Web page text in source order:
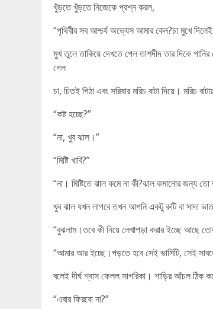
খুঁড়তে খুঁড়তে নিজেকে প্রশ্ন করল,
“পৃথিবীর সব আশ্চর্য অভ্যেস আমার কেন?চা মুখে দিলেই
মুখ তুলে তাকিয়ে দেখতে পেল তাশদীদ তার দিকে
গেল
চা, চিতই পিঠা এবং সরিষার মরিচ বাটা দিয়ে। মরিচ
“কষ্ট হচ্ছে?”
“না, খুব ঝাল।”
“মিষ্টি খাবি?”
“না। মিষ্টিতে ঝাল কমে না কী?ঝাল কমানোর জন্য
খুব ঝাল যখন লাগবে তখন আপনি একটু রুটি বা সাদা
“বুঝলাম।তবে কী নিয়ে লেখাপড়া করার ইচ্ছে আছে
“আমার আর ইচ্ছে।পড়তে হবে সেই ভার্সিটি, সেই
বলেই দীর্ঘ শ্বাস ফেলল সাগরিকা। শাড়ির আঁচল
“এবার ফিরবো না?”